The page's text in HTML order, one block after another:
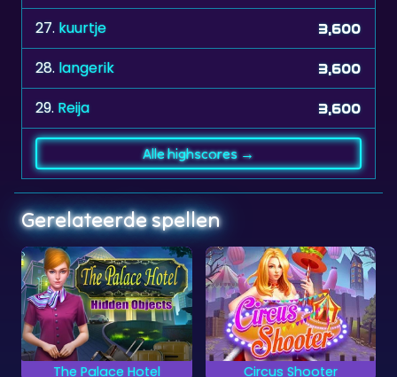
28. langerik 3,600
29. Reija 3,600
Gerelateerde spellen
Circus Shooter
Probeer alle ronde
Happy Bird
Pak met je vogel alle